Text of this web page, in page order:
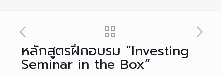
หลักสูตรฝึกอบรม “Investing
Seminar in the Box”